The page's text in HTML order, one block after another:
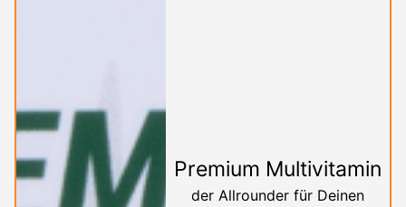
Premium Multivitamin
der Allrounder für Deinen